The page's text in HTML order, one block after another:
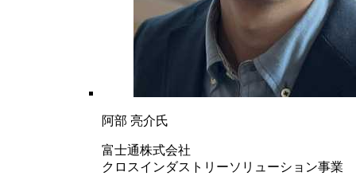
阿部 亮介氏
富士通株式会社
クロスインダストリーソリューション事業